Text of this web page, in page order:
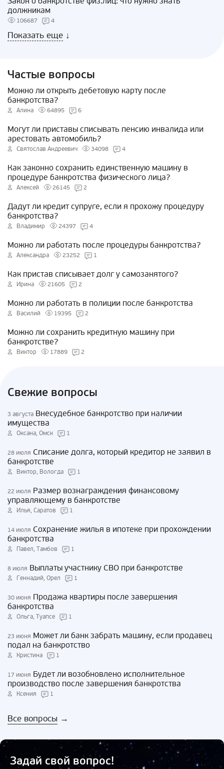
должникам
106687 4
Показать еще ↓
Частые вопросы
Можно ли открыть дебетовую карту после
банкротства?
Алина 64895 6
Могут ли приставы списывать пенсию инвалида или
арестовать автомобиль?
Святослав Андреевич 34098 4
Как законно сохранить единственную машину в
процедуре банкротства физического лица?
Алексей 26145 2
Дадут ли кредит супруге, если я прохожу процедуру
банкротства?
Владимир 24397 4
Можно ли работать после процедуры банкротства?
Александра 23252 1
Как пристав списывает долг у самозанятого?
Ирина 21605 2
Можно ли работать в полиции после банкротства
Василий 19395 2
Можно ли сохранить кредитную машину при
банкротстве?
Виктор 17889 2
Свежие вопросы
3 августа Внесудебное банкротство при наличии
имущества
Оксана, Омск 1
28 июля Списание долга, который кредитор не заявил в
банкротстве
Виктор, Вологда 1
22 июля Размер вознаграждения финансовому
управляющему в банкротстве
Илья, Саратов 1
14 июля Сохранение жилья в ипотеке при прохождении
банкротства
Павел, Тамбов 1
8 июля Выплаты участнику СВО при банкротстве
Геннадий, Орел 1
30 июня Продажа квартиры после завершения
банкротства
Ольга, Туапсе 1
23 июня Может ли банк забрать машину, если продавец
подал на банкротство
Кристина 1
17 июня Будет ли возобновлено исполнительное
производство после завершения банкротства
Ксения 1
Все вопросы →
Задай свой вопрос!